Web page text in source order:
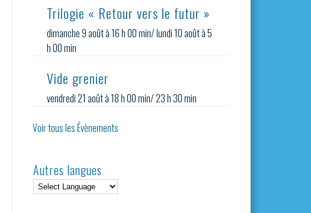
Trilogie « Retour vers le futur »
dimanche 9 août à 16 h 00 min/lundi 10 août à 5
h 00 min
Vide grenier
vendredi 21 août à 18 h 00 min/23 h 30 min
Voir tous les Évènements
Autres langues